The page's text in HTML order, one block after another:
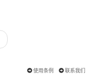
使用条例 联系我们